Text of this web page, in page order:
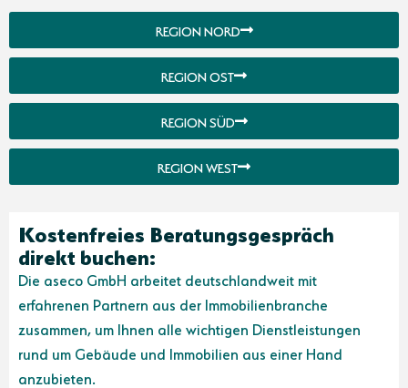
REGION NORD
REGION OST
REGION SÜD
REGION WEST
Kostenfreies Beratungsgespräch
direkt buchen:
Die aseco GmbH arbeitet deutschlandweit mit
erfahrenen Partnern aus der Immobilienbranche
zusammen, um Ihnen alle wichtigen Dienstleistungen
rund um Gebäude und Immobilien aus einer Hand
anzubieten.